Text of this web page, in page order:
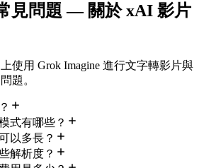
見問題 — 關於 xAI 影片
上使用 Grok Imagine 進行文字轉影片與
題。
式有哪些？
以多長？
解析度？